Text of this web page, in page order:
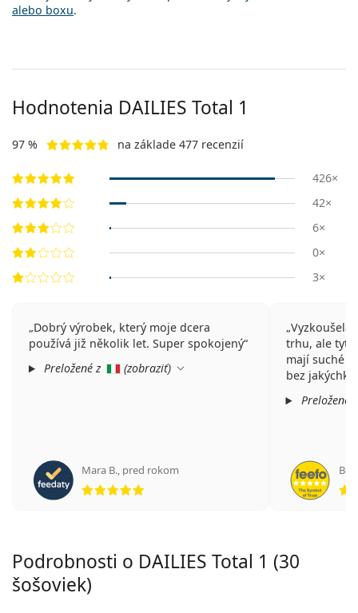
alebo boxu.
Hodnotenia DAILIES Total 1
97 % na základe 477 recenzií
426×
42×
6×
0×
3×
Dobrý výrobek, který moje dcera
používá již několik let. Super spokojený
Preložené z
(zobraziť)
Mara B., pred rokom
Vyzkoušela
trhu, ale
mají suché
bez
Preložené
Podrobnosti o DAILIES Total 1 (30
šošoviek)